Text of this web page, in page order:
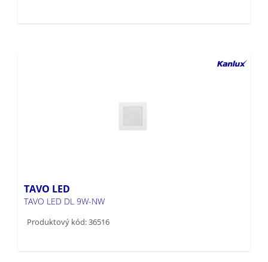
TAVO LED
TAVO LED DL 9W-NW
Produktový kód: 36516